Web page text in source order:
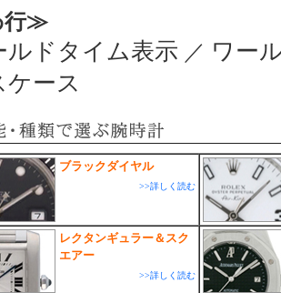
≫
ルドタイム表示 ／ ワー
ケース
ブラックダイヤル
>>詳しく読む
レクタンギュラー＆スク
エアー
>>詳しく読む